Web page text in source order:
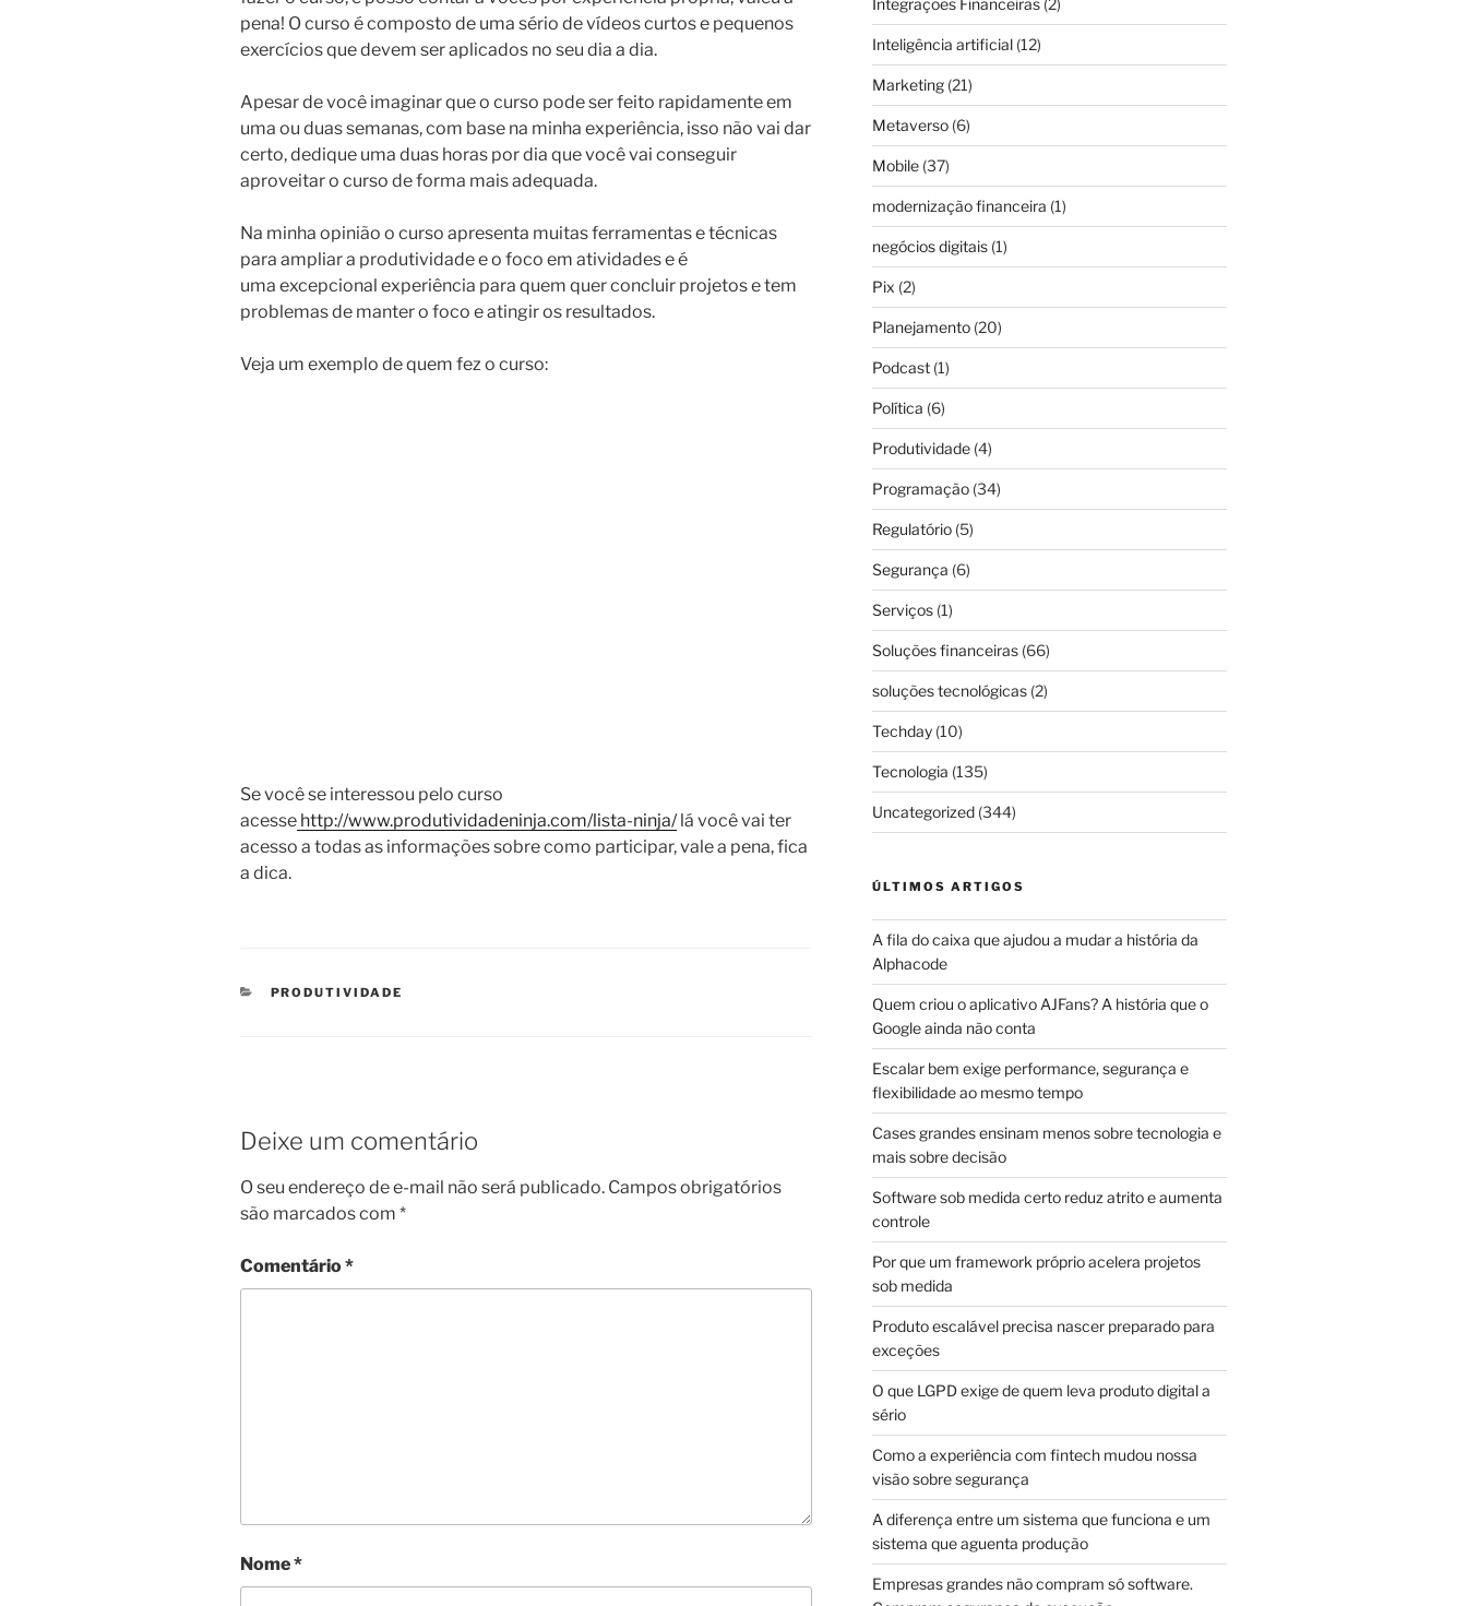
pena! O curso é composto de uma sério de vídeos curtos e pequenos
exercícios que devem ser aplicados no seu dia a dia.
Apesar de você imaginar que o curso pode ser feito rapidamente em
uma ou duas semanas, com base na minha experiência, isso não vai dar
certo, dedique uma duas horas por dia que você vai conseguir
aproveitar o curso de forma mais adequada.
Na minha opinião o curso apresenta muitas ferramentas e técnicas
para ampliar a produtividade e o foco em atividades e é
uma excepcional experiência para quem quer concluir projetos e tem
problemas de manter o foco e atingir os resultados.
Veja um exemplo de quem fez o curso:
Se você se interessou pelo curso
acesse http://www.produtividadeninja.com/lista-ninja/lá você vai ter
acesso a todas as informações sobre como participar, vale a pena, fica
a dica.
CATEGORIAS
PRODUTIVIDADE
Deixe um comentário
O seu endereço de e-mail não será publicado. Campos obrigatórios
são marcados com *
Comentário*
Nome*
Integrações Financeiras(2)
Inteligência artificial(12)
Marketing(21)
Metaverso(6)
Mobile(37)
modernização financeira (1)
negócios digitais(1)
Pix (2)
Planejamento(20)
Podcast(1)
Política (6)
Produtividade(4)
Programação(34)
Regulatório(5)
Segurança (6)
Serviços(1)
Soluções financeiras(66)
soluções tecnológicas(2)
Techday(10)
Tecnologia (135)
Uncategorized(344)
ÚLTIMOS ARTIGOS
A fila do caixa que ajudou a mudar a história da
Alphacode
Quem criou o aplicativo AJFans? A história que o
Google ainda não conta
Escalar bem exige performance, segurança e
flexibilidade ao mesmo tempo
Cases grandes ensinam menos sobre tecnologia e
mais sobre decisão
Software sob medida certo reduz atrito e aumenta
controle
Por que um framework próprio acelera projetos
sob medida
Produto escalável precisa nascer preparado para
exceções
O que LGPD exige de quem leva produto digital a
sério
Como a experiência com fintech mudou nossa
visão sobre segurança
A diferença entre um sistema que funciona e um
sistema que aguenta produção
Empresas grandes não compram só software.